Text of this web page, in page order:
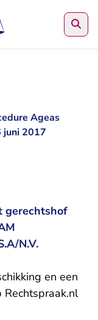
Ageas
juni 2017
gerechtshof
N.V.
en een